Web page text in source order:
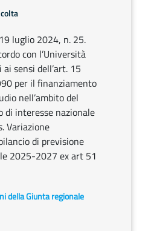
luglio 2024, n. 25.
con l’Università
sensi dell’art. 15
per il finanziamento
nell’ambito del
di interesse nazionale
Variazione
di previsione
2025-2027 ex art 51
della Giunta regionale